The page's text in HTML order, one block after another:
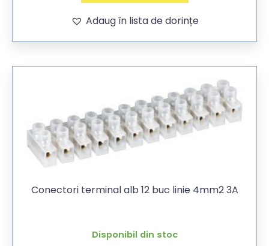
Adaug în lista de dorințe
Conectori terminal alb 12 buc linie 4mm2 3A
Disponibil din stoc